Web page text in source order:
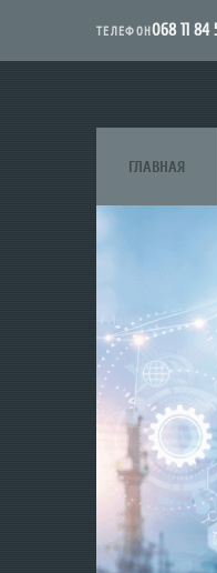
ТЕЛЕФОН068 11 84
ГЛАВНАЯ